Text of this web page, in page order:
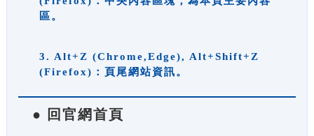
區。
3. Alt+Z (Chrome,Edge), Alt+Shift+Z
(Firefox)：頁尾網站資訊。
● 回官網首頁